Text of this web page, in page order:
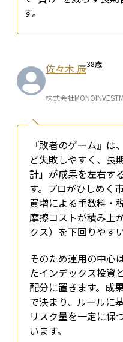
す。
佐々木 辰38歳
株式会社
『敗者のゲーム』
ど失敗しやすく、長
計」が成果を左右す
す。プロがひしめく
買増による手数料・
摩擦コストが積み上
クス）を下回りやす
そのため運用の中心
たインデックス投資
配分に置きます。成
で決まり、ルールに
リスク量を一定に保
います。